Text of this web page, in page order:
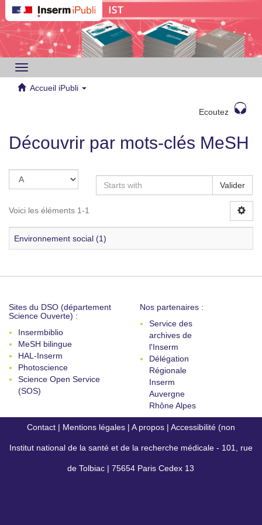
Toggle
navigation
Accueil iPubli
Ecoutez
Découvrir par mots-clés MeSH
Valider
Voici les éléments 1-1
Environnement social (1)
Sites du DSO (département
Science Ouverte) :
Insermbiblio
MeSH bilingue
HAL-Inserm
Photoscience
Science Open Service
(SOS)
Nos partenaires :
Service des
archives de
l'Inserm
Délégation
Régionale
Inserm
Auvergne
Rhône Alpes
Contact | Mentions légales | A propos | Accessibilité (non
conforme)
Institut national de la santé et de la recherche médicale - 101, rue
de Tolbiac | 75654 Paris Cedex 13